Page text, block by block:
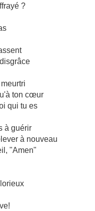
?
ton cœur
qui tu es
à guérir
à nouveau
"Amen"